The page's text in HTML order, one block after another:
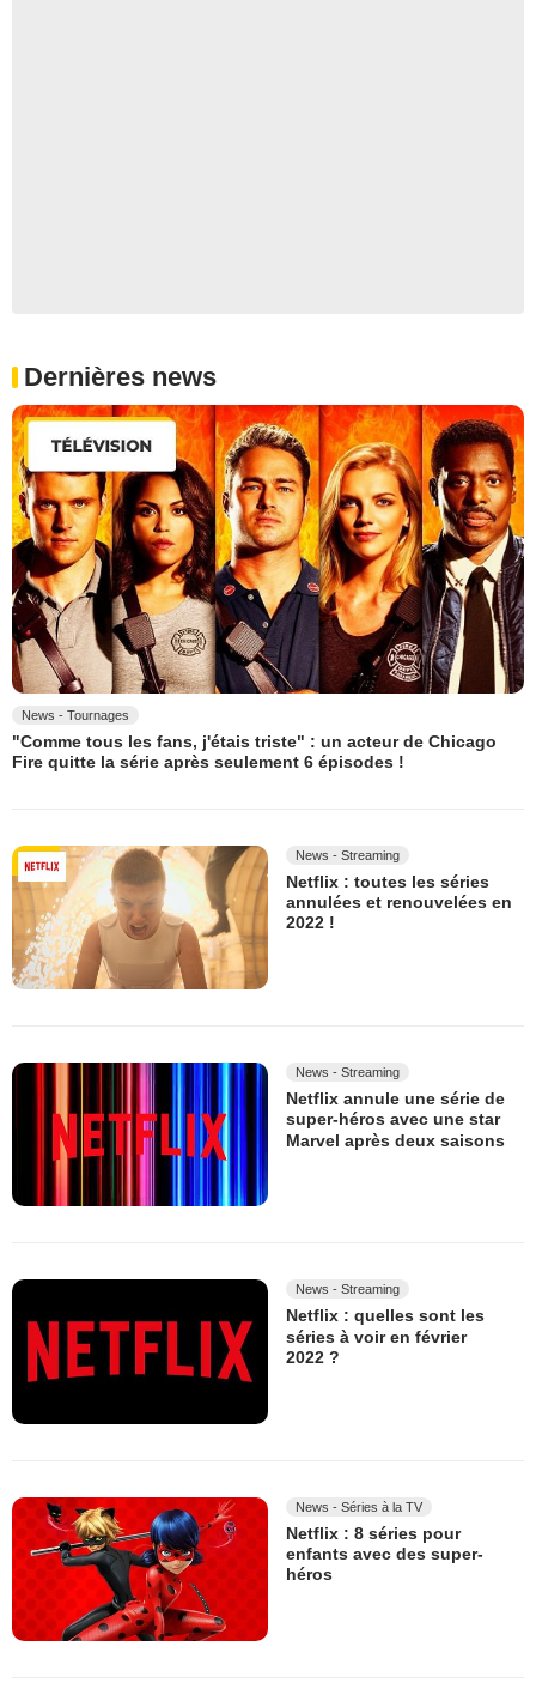
Dernières news
News - Tournages
"Comme tous les fans, j'étais triste" : un acteur de Chicago
Fire quitte la série après seulement 6 épisodes !
News - Streaming
Netflix : toutes les séries
annulées et renouvelées en
2022 !
News - Streaming
Netflix annule une série de
super-héros avec une star
Marvel après deux saisons
News - Streaming
Netflix : quelles sont les
séries à voir en février
2022 ?
News - Séries à la TV
Netflix : 8 séries pour
enfants avec des super-
héros